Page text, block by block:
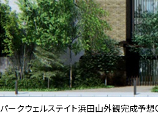
パークウェルステイト浜田山外観完成予想